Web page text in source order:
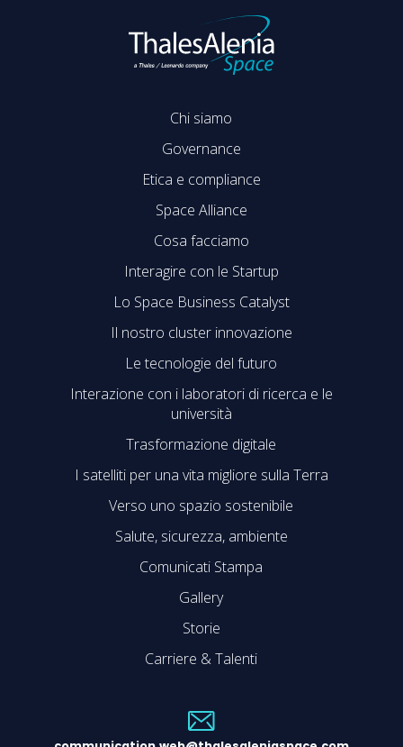
Chi siamo
Governance
Etica e compliance
Space Alliance
Cosa facciamo
Interagire con le Startup
Lo Space Business Catalyst
Il nostro cluster innovazione
Le tecnologie del futuro
Interazione con i laboratori di ricerca e le
università
Trasformazione digitale
I satelliti per una vita migliore sulla Terra
Verso uno spazio sostenibile
Salute, sicurezza, ambiente
Comunicati Stampa
Gallery
Storie
Carriere & Talenti